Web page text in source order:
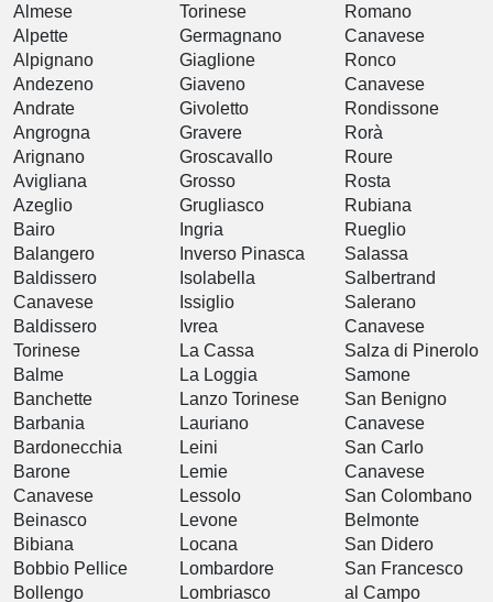
Almese
Alpette
Alpignano
Andezeno
Andrate
Angrogna
Arignano
Avigliana
Azeglio
Bairo
Balangero
Baldissero
Canavese
Baldissero
Torinese
Balme
Banchette
Barbania
Bardonecchia
Barone
Canavese
Beinasco
Bibiana
Bobbio Pellice
Bollengo
Torinese
Germagnano
Giaglione
Giaveno
Givoletto
Gravere
Groscavallo
Grosso
Grugliasco
Ingria
Inverso Pinasca
Isolabella
Issiglio
Ivrea
La Cassa
La Loggia
Lanzo Torinese
Lauriano
Leini
Lemie
Lessolo
Levone
Locana
Lombardore
Lombriasco
Romano
Canavese
Ronco
Canavese
Rondissone
Rorà
Roure
Rosta
Rubiana
Rueglio
Salassa
Salbertrand
Salerano
Canavese
Salza di Pinerolo
Samone
San Benigno
Canavese
San Carlo
Canavese
San Colombano
Belmonte
San Didero
San Francesco
al Campo